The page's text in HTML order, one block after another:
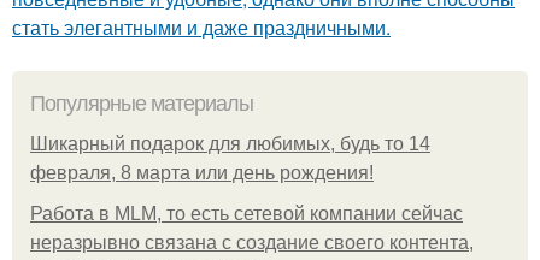
стать элегантными и даже праздничными.
Популярные материалы
Шикарный подарок для любимых, будь то 14
февраля, 8 марта или день рождения!
Работа в MLM, то есть сетевой компании сейчас
неразрывно связана с создание своего контента,